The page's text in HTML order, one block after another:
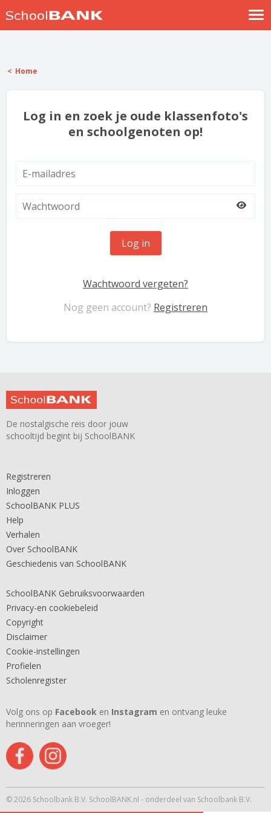
Help
Home
Log in en zoek je oude klassenfoto's
en schoolgenoten op!
Log in
Wachtwoord vergeten?
Nog geen account? Registreren
De nostalgische reis door jouw
schooltijd begint bij SchoolBANK
Registreren
Inloggen
SchoolBANK PLUS
Help
Verhalen
Over SchoolBANK
Geschiedenis van SchoolBANK
SchoolBANK Gebruiksvoorwaarden
Privacy-en cookiebeleid
Copyright
Disclaimer
Cookie-instellingen
Profielen
Scholenregister
Volg ons op Facebook en Instagram en ontvang leuke
herinneringen aan vroeger!
© 2026 Schoolbank B.V. SchoolBANK.nl - onderdeel van Schoolbank B.V.